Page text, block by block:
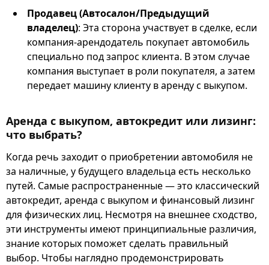
Продавец (Автосалон/Предыдущий
владелец): Эта сторона участвует в сделке, если
компания-арендодатель покупает автомобиль
специально под запрос клиента. В этом случае
компания выступает в роли покупателя, а затем
передает машину клиенту в аренду с выкупом.
Аренда с выкупом, автокредит или лизинг:
что выбрать?
Когда речь заходит о приобретении автомобиля не
за наличные, у будущего владельца есть несколько
путей. Самые распространенные — это классический
автокредит, аренда с выкупом и финансовый лизинг
для физических лиц. Несмотря на внешнее сходство,
эти инструменты имеют принципиальные различия,
знание которых поможет сделать правильный
выбор. Чтобы наглядно продемонстрировать